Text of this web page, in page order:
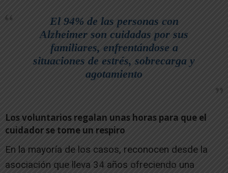
El 94% de las personas con
Alzheimer son cuidadas por sus
familiares, enfrentándose a
situaciones de estrés, sobrecarga y
agotamiento
Los voluntarios regalan unas horas para que el
cuidador se tome un respiro
En la mayoría de los casos, reconocen desde la
asociación que lleva 34 años ofreciendo una